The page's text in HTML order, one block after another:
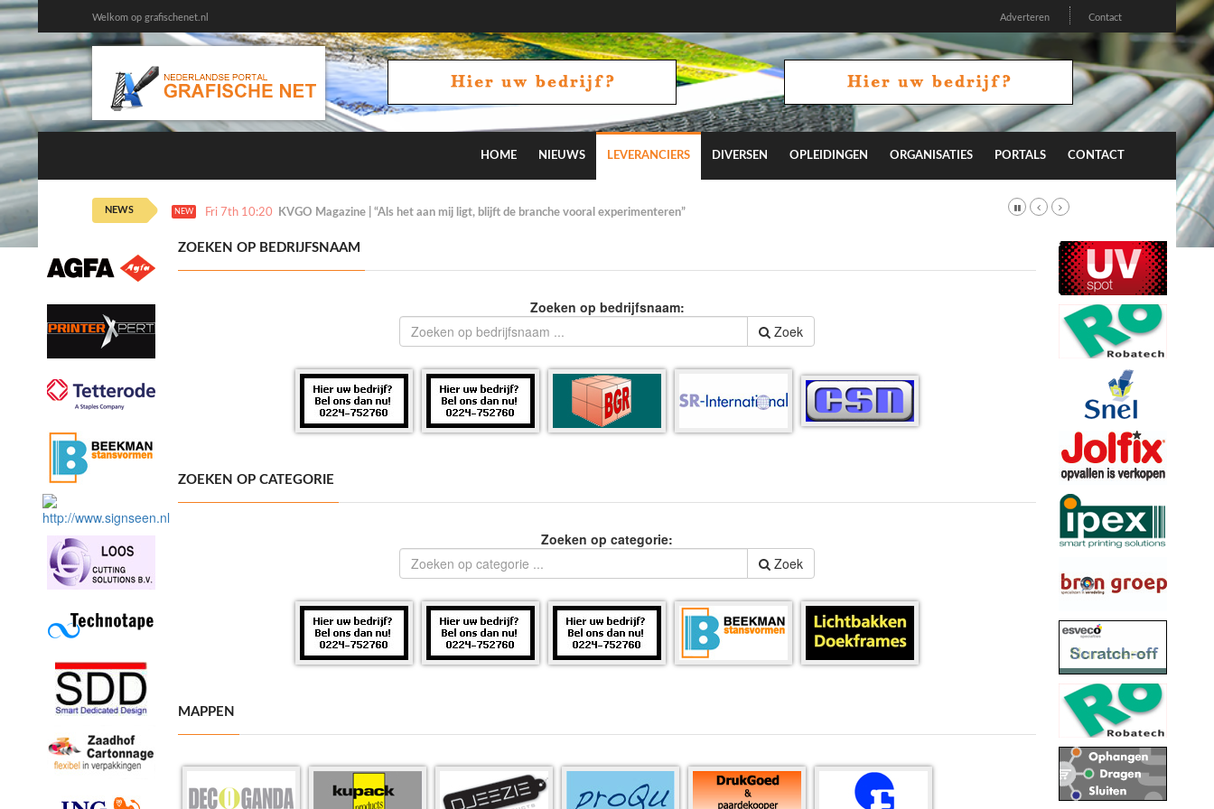
Welkom op grafischenet.nl Adverteren Contact
HOME NIEUWS LEVERANCIERS DIVERSEN OPLEIDINGEN ORGANISATIES PORTALS CONTACT
NEWS NEW Fri 7th 10:20 KVGO Magazine | “Als het aan mij ligt, blijft de branche vooral experimenteren”
ZOEKEN OP BEDRIJFSNAAM
Zoeken op bedrijfsnaam:
Zoek
ZOEKEN OP CATEGORIE
Zoeken op categorie:
Zoek
MAPPEN